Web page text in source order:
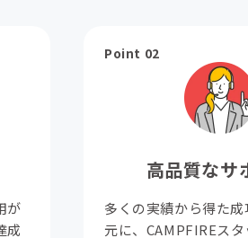
が
成
Point 02
高品質なサ
多くの実績から得た
元に、CAMPFIREス